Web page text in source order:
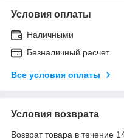
Условия оплаты
Наличными
Безналичный расчет
Все условия оплаты
Условия возврата
Возврат товара в течение